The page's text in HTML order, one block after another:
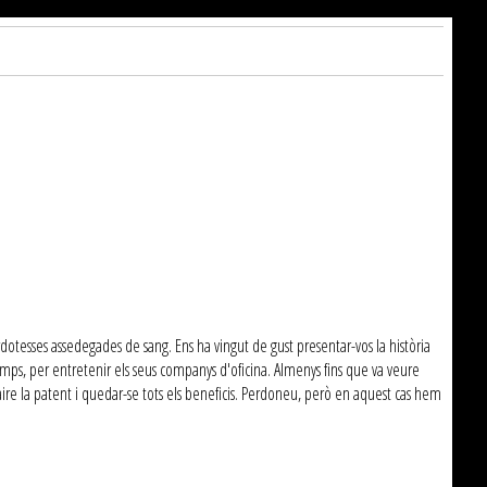
assedegades de sang. Ens ha vingut de gust presentar-vos la història
per entretenir els seus companys d'oficina. Almenys fins que va veure
la patent i quedar-se tots els beneficis. Perdoneu, però en aquest cas hem